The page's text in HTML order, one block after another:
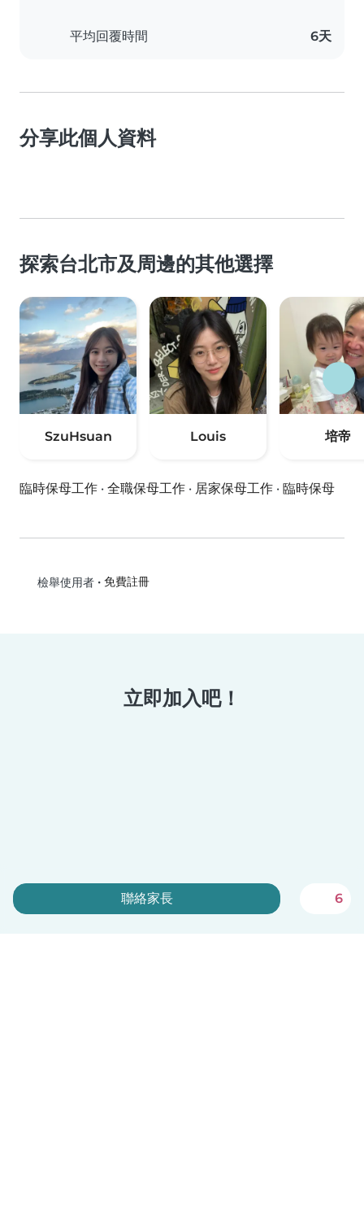
平均回覆時間 6天
分享此個人資料
探索台北市及周邊的其他選擇
SzuHsuan Louis 培帝
臨時保母工作 · 全職保母工作 · 居家保母工作 · 臨時保母
檢舉使用者• 免費註冊
立即加入吧！
聯絡家長 6